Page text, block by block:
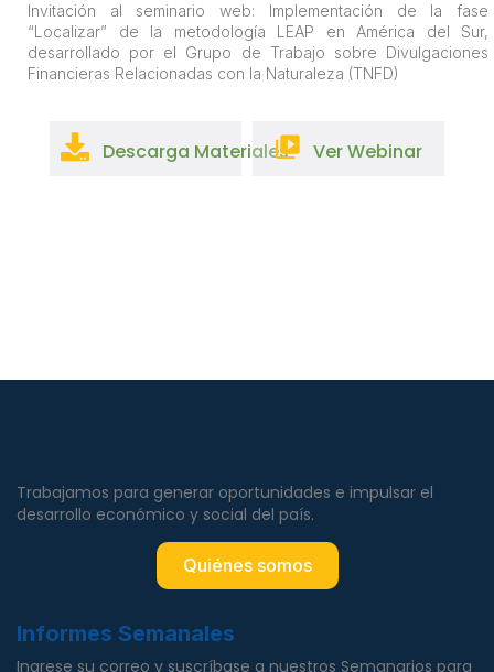
Invitación al seminario web: Implementación de la fase
“Localizar” de la metodología LEAP en América del Sur,
desarrollado por el Grupo de Trabajo sobre Divulgaciones
Financieras Relacionadas con la Naturaleza (TNFD)
Descarga Materiales Ver Webinar
Trabajamos para generar oportunidades e impulsar el
desarrollo económico y social del país.
Quiénes somos
Informes Semanales
Ingrese su correo y suscríbase a nuestros Semanarios para